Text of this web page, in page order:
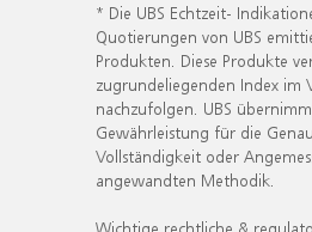
* Die UBS Echtzeit-
Quotierungen von UBS
Produkten. Diese Produkte
zugrundeliegenden Index im
nachzufolgen. UBS
Gewährleistung für die
Vollständigkeit oder
angewandten Methodik.